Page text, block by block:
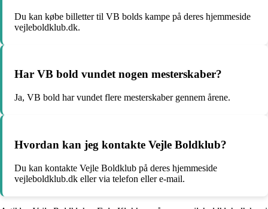
Du kan købe billetter til VB bolds kampe på deres hjemmeside
vejleboldklub.dk.
Har VB bold vundet nogen mesterskaber?
Ja, VB bold har vundet flere mesterskaber gennem årene.
Hvordan kan jeg kontakte Vejle Boldklub?
Du kan kontakte Vejle Boldklub på deres hjemmeside
vejleboldklub.dk eller via telefon eller e-mail.